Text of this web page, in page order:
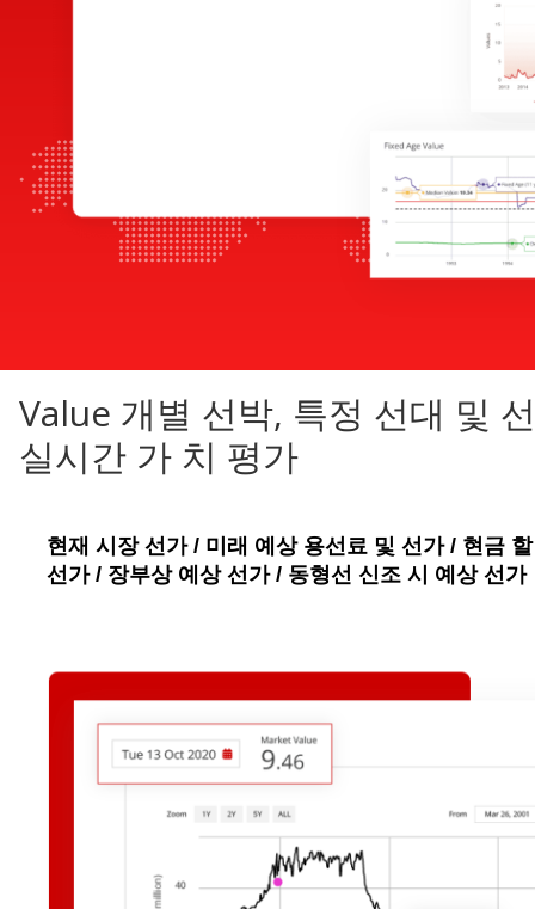
Value 개별 선박, 특정 선대 및
실시간 가 치 평가
현재 시장 선가 / 미래 예상 용선료 및 선가 / 현금
선가 / 장부상 예상 선가 / 동형선 신조 시 예상 선가